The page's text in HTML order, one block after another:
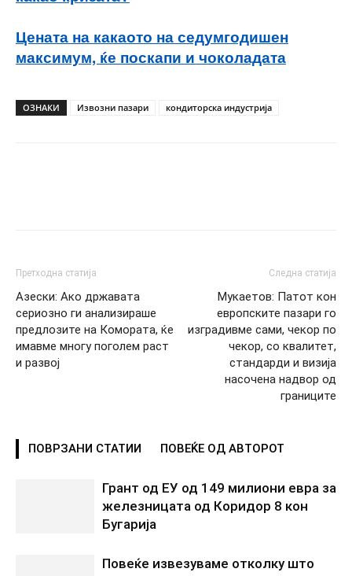
Цената на какаото на седумгодишен
максимум, ќе поскапи и чоколадата
ОЗНАКИ Извозни пазари кондиторска индустрија
Претходна статија
Азески: Ако државата
сериозно ги анализираше
предлозите на Комората, ќе
имавме многу поголем раст
и развој
Следна статија
Мукаетов: Патот кон
европските пазари го
изградивме сами, чекор по
чекор, со квалитет,
стандарди и визија
насочена надвор од
границите
ПОВРЗАНИ СТАТИИ ПОВЕЌЕ ОД АВТОРОТ
Грант од ЕУ од 149 милиони евра за
железницата од Коридор 8 кон
Бугарија
Повеќе извезуваме отколку што